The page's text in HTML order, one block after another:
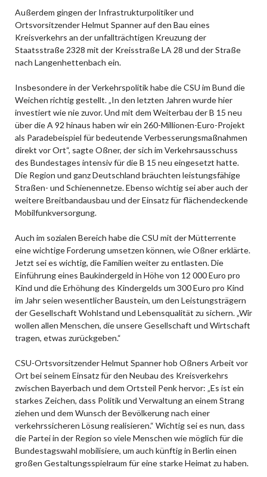
Außerdem gingen der Infrastrukturpolitiker und
Ortsvorsitzender Helmut Spanner auf den Bau eines
Kreisverkehrs an der unfallträchtigen Kreuzung der
Staatsstraße 2328 mit der Kreisstraße LA 28 und der Straße
nach Langenhettenbach ein.
Insbesondere in der Verkehrspolitik habe die CSU im Bund die
Weichen richtig gestellt. „In den letzten Jahren wurde hier
investiert wie nie zuvor. Und mit dem Weiterbau der B 15 neu
über die A 92 hinaus haben wir ein 260-Millionen-Euro-Projekt
als Paradebeispiel für bedeutende Verbesserungsmaßnahmen
direkt vor Ort“, sagte Oßner, der sich im Verkehrsausschuss
des Bundestages intensiv für die B 15 neu eingesetzt hatte.
Die Region und ganz Deutschland bräuchten leistungsfähige
Straßen- und Schienennetze. Ebenso wichtig sei aber auch der
weitere Breitbandausbau und der Einsatz für flächendeckende
Mobilfunkversorgung.
Auch im sozialen Bereich habe die CSU mit der Mütterrente
eine wichtige Forderung umsetzen können, wie Oßner erklärte.
Jetzt sei es wichtig, die Familien weiter zu entlasten. Die
Einführung eines Baukindergeld in Höhe von 12 000 Euro pro
Kind und die Erhöhung des Kindergelds um 300 Euro pro Kind
im Jahr seien wesentlicher Baustein, um den Leistungsträgern
der Gesellschaft Wohlstand und Lebensqualität zu sichern. „Wir
wollen allen Menschen, die unsere Gesellschaft und Wirtschaft
tragen, etwas zurückgeben.“
CSU-Ortsvorsitzender Helmut Spanner hob Oßners Arbeit vor
Ort bei seinem Einsatz für den Neubau des Kreisverkehrs
zwischen Bayerbach und dem Ortsteil Penk hervor: „Es ist ein
starkes Zeichen, dass Politik und Verwaltung an einem Strang
ziehen und dem Wunsch der Bevölkerung nach einer
verkehrssicheren Lösung realisieren.“ Wichtig sei es nun, dass
die Partei in der Region so viele Menschen wie möglich für die
Bundestagswahl mobilisiere, um auch künftig in Berlin einen
großen Gestaltungsspielraum für eine starke Heimat zu haben.